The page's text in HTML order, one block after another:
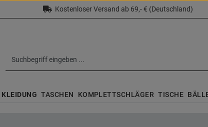
Kostenloser Versand ab 69,- € (Deutschland)
KLEIDUNG TASCHEN KOMPLETTSCHLÄGER TISCHE